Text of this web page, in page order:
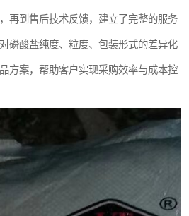
再到售后技术反馈，建立了完整的服务
磷酸盐纯度、粒度、包装形式的差异化
方案，帮助客户实现采购效率与成本控